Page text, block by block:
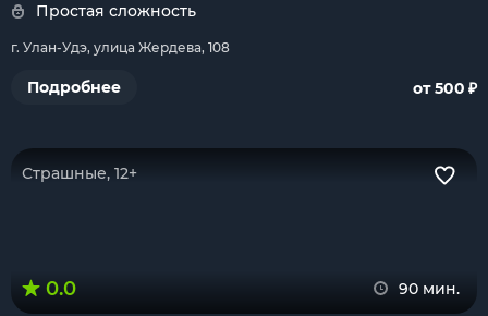
Простая сложность
г. Улан-Удэ, улица Жердева, 108
Подробнее от 500 ₽
Страшные, 12+
0.0 90 мин.